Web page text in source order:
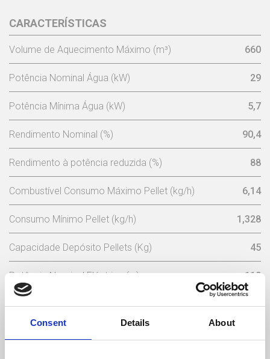
Consent Details About
CARACTERÍSTICAS
Volume de Aquecimento Máximo (m³) 660
Potência Nominal Água (kW) 29
Potência Mínima Água (kW) 5,7
Rendimento Nominal (%) 90,4
Rendimento à potência reduzida (%) 88
Combustível Consumo Máximo Pellet (kg/h) 6,14
Consumo Mínimo Pellet (kg/h) 1,328
Capacidade Depósito Pellets (Kg) 45
Potência Nominal Eléctrica (w) 110
Potência Eléctrica de Arranque (w) 410